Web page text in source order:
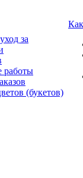
за
работы
(букетов)